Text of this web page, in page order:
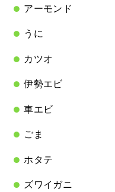
アーモンド
うに
カツオ
伊勢エビ
車エビ
ごま
ホタテ
ズワイガニ